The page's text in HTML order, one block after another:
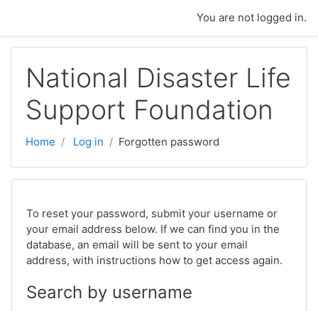
You are not logged in.
National Disaster Life
Support Foundation
Home Log in Forgotten password
To reset your password, submit your username or
your email address below. If we can find you in the
database, an email will be sent to your email
address, with instructions how to get access again.
Search by username